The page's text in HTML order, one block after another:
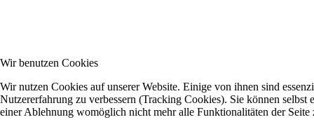
Wir benutzen Cookies
Wir nutzen Cookies auf unserer Website. Einige von ihnen sind
Nutzererfahrung zu verbessern (Tracking Cookies). Sie können selbst
einer Ablehnung womöglich nicht mehr alle Funktionalitäten der Seite